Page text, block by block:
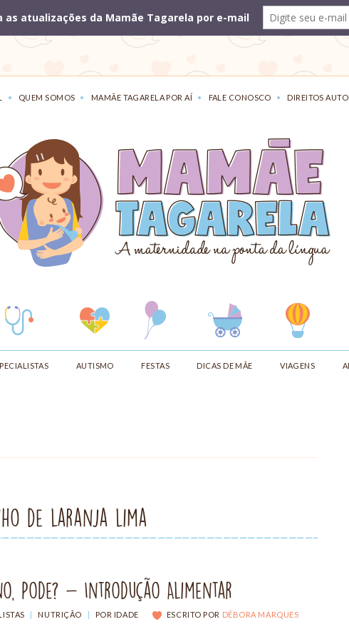
QUEM SOMOS MAMÃE TAGARELA POR AÍ FALE CONOSCO DIREITOS
AUTISMO FESTAS DICAS DE MÃE VIAGENS
de laranja lima
Pode? - Introdução Alimentar
NUTRIÇÃO POR IDADE ESCRITO POR DÉBORA MARQUES